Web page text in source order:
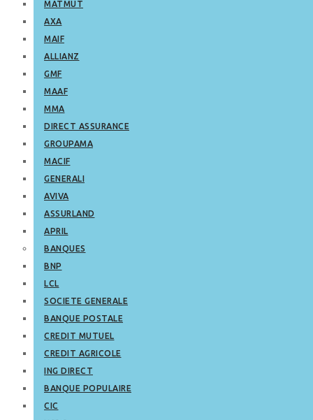
MATMUT
AXA
MAIF
ALLIANZ
GMF
MAAF
MMA
DIRECT ASSURANCE
GROUPAMA
MACIF
GENERALI
AVIVA
ASSURLAND
APRIL
BANQUES
BNP
LCL
SOCIETE GENERALE
BANQUE POSTALE
CREDIT MUTUEL
CREDIT AGRICOLE
ING DIRECT
BANQUE POPULAIRE
CIC